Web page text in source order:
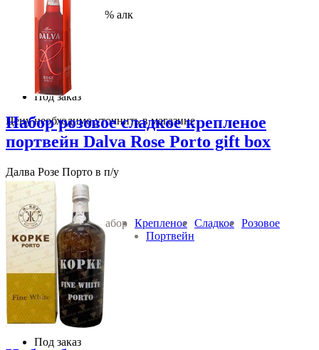
2016 год 0.75 л 13.5 % алк
Италия Тоскана
1 750руб.
В корзину
Под заказ
Цену необходимо уточнить в магазине
Набор розовое сладкое крепленое
портвейн Dalva Rose Porto gift box
Далва Розе Порто в п/у
C. da Silva
Вино: Набор Крепленое Сладкое Розовое
Портвейн
0.75 л 19 % алк
Португалия Дору
1 760руб.
В корзину
Под заказ